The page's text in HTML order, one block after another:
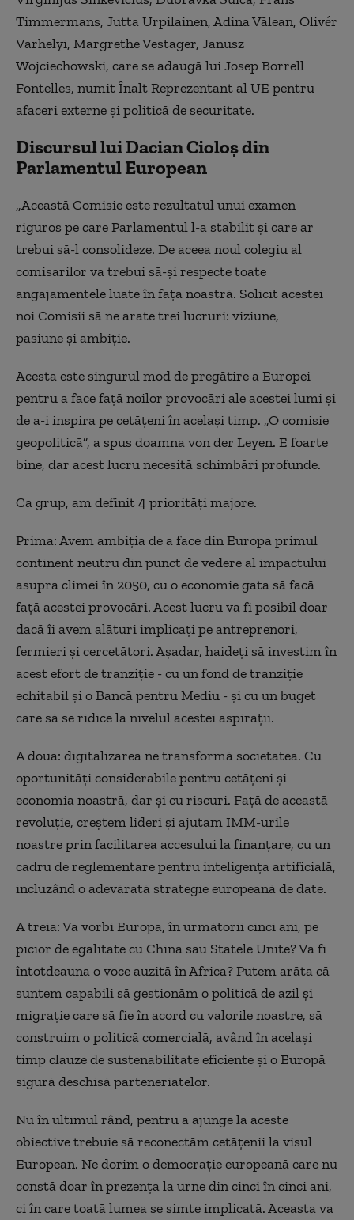
Timmermans, Jutta Urpilainen, Adina Vălean, Olivér
Varhelyi, Margrethe Vestager, Janusz
Wojciechowski, care se adaugă lui Josep Borrell
Fontelles, numit Înalt Reprezentant al UE pentru
afaceri externe şi politică de securitate.
Discursul lui Dacian Cioloș din
Parlamentul European
„Această Comisie este rezultatul unui examen
riguros pe care Parlamentul l-a stabilit și care ar
trebui să-l consolideze. De aceea noul colegiu al
comisarilor va trebui să-și respecte toate
angajamentele luate în fața noastră. Solicit acestei
noi Comisii să ne arate trei lucruri: viziune,
pasiune și ambiție.
Acesta este singurul mod de pregătire a Europei
pentru a face față noilor provocări ale acestei lumi și
de a-i inspira pe cetățeni în același timp. „O comisie
geopolitică”, a spus doamna von der Leyen. E foarte
bine, dar acest lucru necesită schimbări profunde.
Ca grup, am definit 4 priorități majore.
Prima: Avem ambiția de a face din Europa primul
continent neutru din punct de vedere al impactului
asupra climei în 2050, cu o economie gata să facă
față acestei provocări. Acest lucru va fi posibil doar
dacă îi avem alături implicați pe antreprenori,
fermieri și cercetători. Așadar, haideți să investim în
acest efort de tranziție - cu un fond de tranziție
echitabil și o Bancă pentru Mediu - și cu un buget
care să se ridice la nivelul acestei aspirații.
A doua: digitalizarea ne transformă societatea. Cu
oportunități considerabile pentru cetățeni și
economia noastră, dar și cu riscuri. Față de această
revoluție, creștem lideri și ajutam IMM-urile
noastre prin facilitarea accesului la finanțare, cu un
cadru de reglementare pentru inteligența artificială,
incluzând o adevărată strategie europeană de date.
A treia: Va vorbi Europa, în următorii cinci ani, pe
picior de egalitate cu China sau Statele Unite? Va fi
întotdeauna o voce auzită în Africa? Putem arăta că
suntem capabili să gestionăm o politică de azil și
migrație care să fie în acord cu valorile noastre, să
construim o politică comercială, având în același
timp clauze de sustenabilitate eficiente și o Europă
sigură deschisă parteneriatelor.
Nu în ultimul rând, pentru a ajunge la aceste
obiective trebuie să reconectăm cetățenii la visul
European. Ne dorim o democrație europeană care nu
constă doar în prezența la urne din cinci în cinci ani,
ci în care toată lumea se simte implicată. Aceasta va